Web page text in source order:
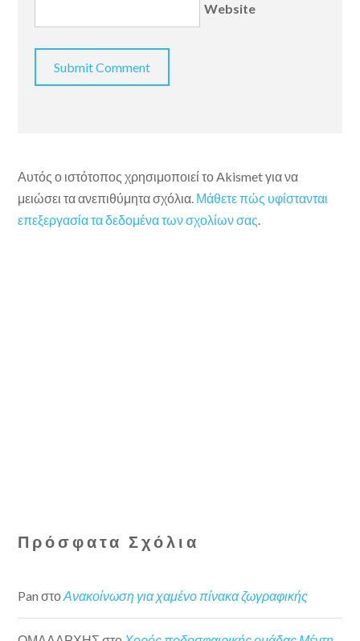
Website
Αυτός ο ιστότοπος χρησιμοποιεί το Akismet για να
μειώσει τα ανεπιθύμητα σχόλια. Μάθετε πώς υφίστανται
επεξεργασία τα δεδομένα των σχολίων σας.
Πρόσφατα Σχόλια
Pan στοΑνακοίνωση για χαμένο πίνακα ζωγραφικής